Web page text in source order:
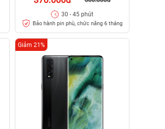
30 - 45 phút
Bảo hành pin phù, chức năng 6 tháng
Giảm 21%